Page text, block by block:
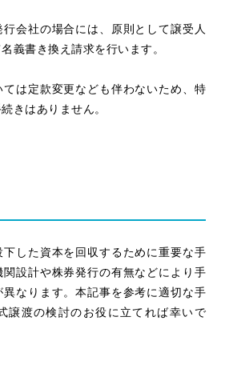
会社の場合には、原則として譲受人
義書き換え請求を行います。
は定款変更なども伴わないため、特
きはありません。
した資本を回収するために重要な手
設計や株券発行の有無などにより手
なります。本記事を参考に適切な手
譲渡の検討のお役に立てれば幸いで